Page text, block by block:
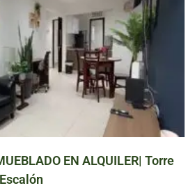
EN ALQUILER| Torre